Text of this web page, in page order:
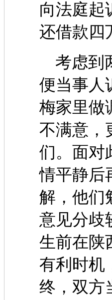
向法庭起
还借款四
考虑到
便当事人
梅家里做
不满意，
们。面对
情平静后
解，他们
意见分歧
生前在陕
有利时机
终，双方